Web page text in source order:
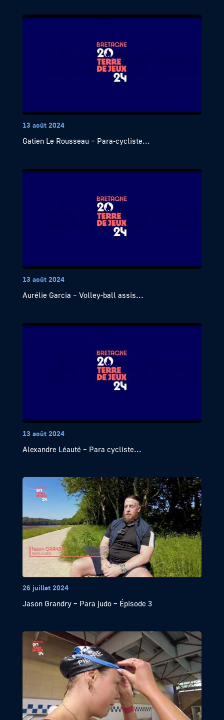
13 août 2024
Gatien Le Rousseau – Para-cycliste...
13 août 2024
Aurélie Garcia – Volley-ball assis...
13 août 2024
Alexandre Léauté – Para cycliste...
26 juillet 2024
Jason Grandry – Para judo – Épisode 3